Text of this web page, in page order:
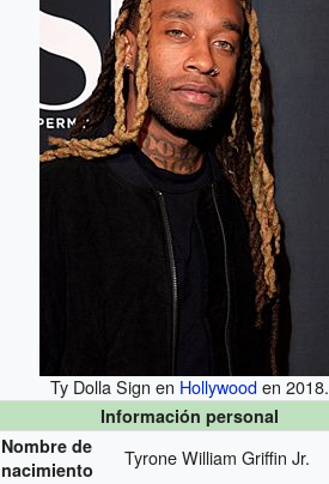
Ty Dolla Sign en Hollywooden 2018.
Información personal
Nombre de
nacimiento
Tyrone William Griffin Jr.